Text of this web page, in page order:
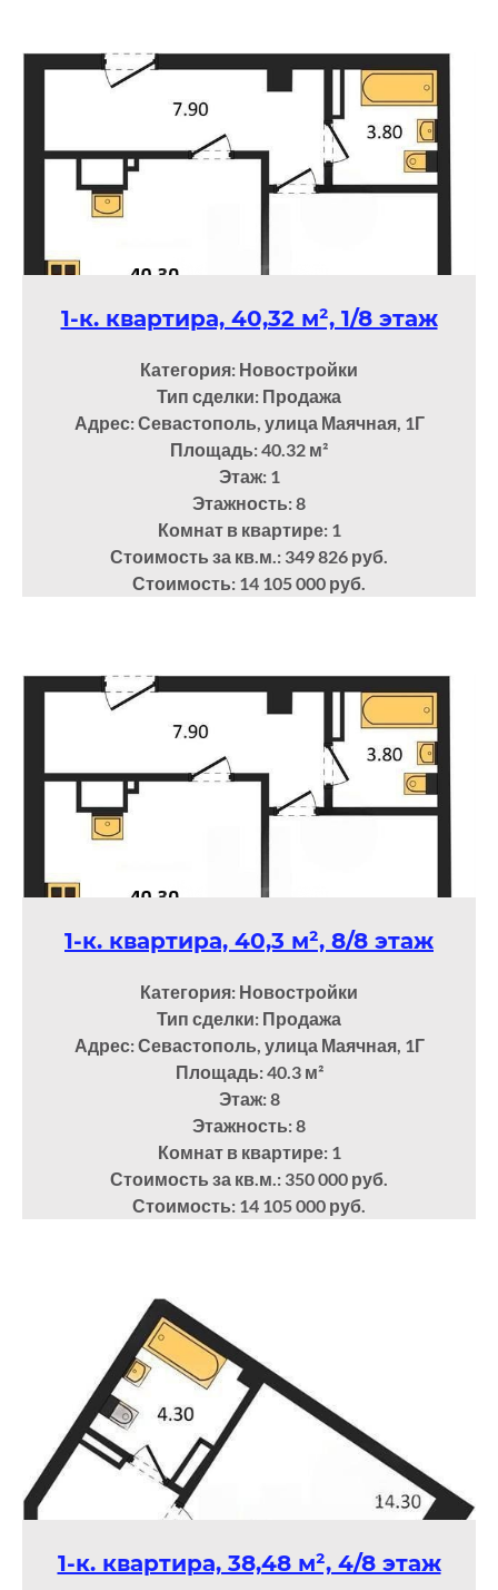
1-к. квартира, 40,32 м², 1/8 этаж
Категория: Новостройки
Тип сделки: Продажа
Адрес: Севастополь, улица Маячная, 1Г
Площадь: 40.32 м²
Этаж: 1
Этажность: 8
Комнат в квартире: 1
Стоимость за кв.м.: 349 826 руб.
Стоимость: 14 105 000 руб.
1-к. квартира, 40,3 м², 8/8 этаж
Категория: Новостройки
Тип сделки: Продажа
Адрес: Севастополь, улица Маячная, 1Г
Площадь: 40.3м²
Этаж: 8
Этажность: 8
Комнат в квартире: 1
Стоимость за кв.м.: 350 000 руб.
Стоимость: 14 105 000 руб.
1-к. квартира, 38,48 м², 4/8 этаж